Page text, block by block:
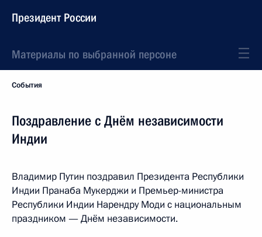
Президент России
Материалы по выбранной персоне
События
Поздравление с Днём независимости
Индии
Владимир Путин поздравил Президента Республики
Индии Пранаба Мукерджи и Премьер-министра
Республики Индии Нарендру Моди с национальным
праздником — Днём независимости.